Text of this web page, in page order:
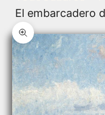
El embarcadero
Zoom